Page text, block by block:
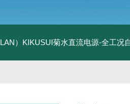
）KIKUSUI菊水直流电源-全工况